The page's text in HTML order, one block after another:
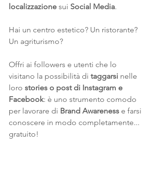
localizzazione sui Social Media.
Hai un centro estetico? Un ristorante?
Un agriturismo?
Offri ai followers e utenti che lo
visitano la possibilità di taggarsi nelle
loro stories o post di Instagram e
Facebook: è uno strumento comodo
per lavorare di Brand Awareness e farsi
conoscere in modo completamente...
gratuito!